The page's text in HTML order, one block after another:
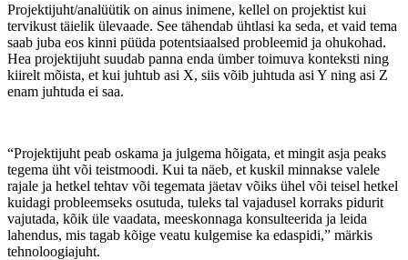
Projektijuht/analüütik on ainus inimene, kellel on projektist kui
tervikust täielik ülevaade. See tähendab ühtlasi ka seda, et vaid tema
saab juba eos kinni püüda potentsiaalsed probleemid ja ohukohad.
Hea projektijuht suudab panna enda ümber toimuva konteksti ning
kiirelt mõista, et kui juhtub asi X, siis võib juhtuda asi Y ning asi Z
enam juhtuda ei saa.
“Projektijuht peab oskama ja julgema hõigata, et mingit asja peaks
tegema üht või teistmoodi. Kui ta näeb, et kuskil minnakse valele
rajale ja hetkel tehtav või tegemata jäetav võiks ühel või teisel hetkel
kuidagi probleemseks osutuda, tuleks tal vajadusel korraks pidurit
vajutada, kõik üle vaadata, meeskonnaga konsulteerida ja leida
lahendus, mis tagab kõige veatu kulgemise ka edaspidi,” märkis
tehnoloogiajuht.